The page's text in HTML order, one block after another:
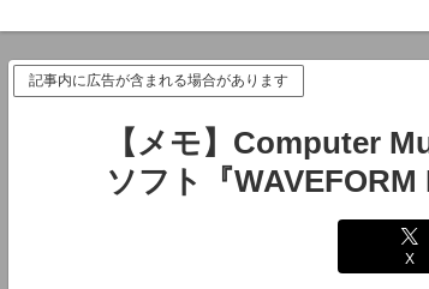
記事内に広告が含まれる場合があります
【メモ】Computer
ソフト『
X